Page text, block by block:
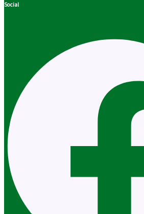
Social